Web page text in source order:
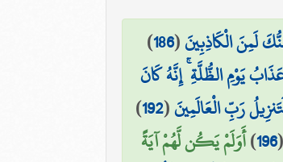
لَمِنَ الْكَاذِبِينَ(
186
)
يَوْمِ الظُّلَّةِ ۚ إِنَّهُ كَانَ
رَبِّ الْعَالَمِينَ(
192
)
196
)أَوَلَمْ يَكُن لَّهُمْ آيَةً